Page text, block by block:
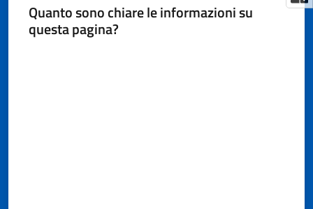
Quanto sono chiare le informazioni su
questa pagina?